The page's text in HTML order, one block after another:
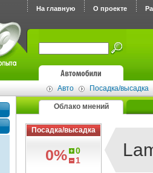
На главную О проекте
Авто Посадка/высадка
Облако мнений
Посадка/высадка
0%
0
1